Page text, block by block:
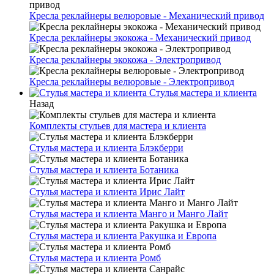
Кресла реклайнеры велюровые - Механический привод
Кресла реклайнеры экокожа - Механический привод
Кресла реклайнеры экокожа - Электропривод
Кресла реклайнеры велюровые - Электропривод
Стулья мастера и клиента
Назад
Комплекты стульев для мастера и клиента
Стулья мастера и клиента Блэкберри
Стулья мастера и клиента Ботаника
Стулья мастера и клиента Ирис Лайт
Стулья мастера и клиента Манго и Манго Лайт
Стулья мастера и клиента Ракушка и Европа
Стулья мастера и клиента Ромб